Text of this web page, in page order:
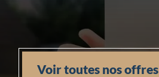
Voir toutes nos offres